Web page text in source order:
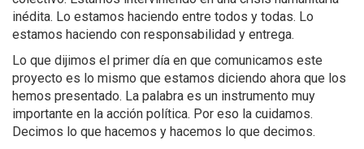
inédita. Lo estamos haciendo entre todos y todas. Lo
estamos haciendo con responsabilidad y entrega.
Lo que dijimos el primer día en que comunicamos este
proyecto es lo mismo que estamos diciendo ahora que los
hemos presentado. La palabra es un instrumento muy
importante en la acción política. Por eso la cuidamos.
Decimos lo que hacemos y hacemos lo que decimos.